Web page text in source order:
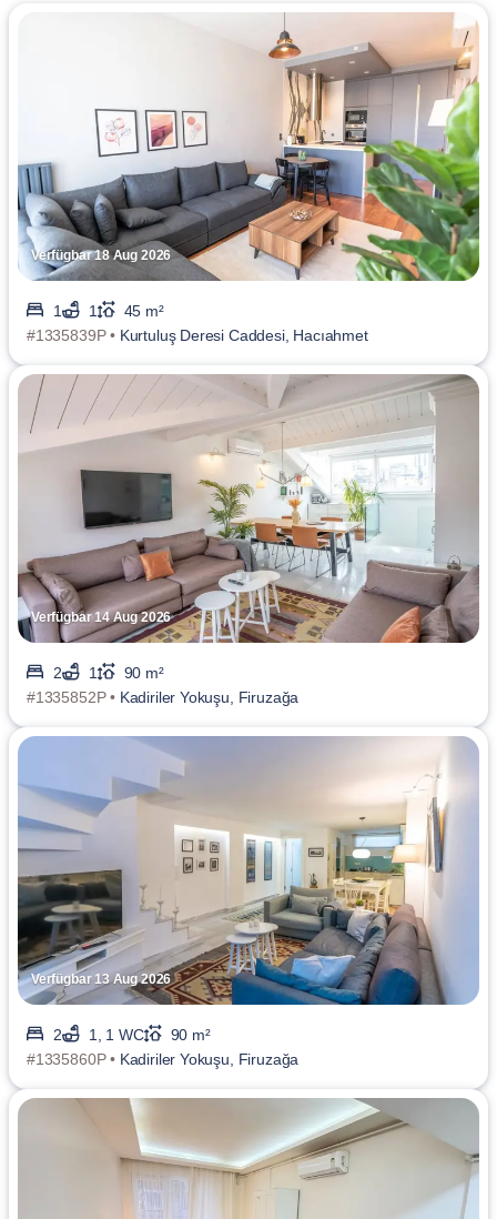
Verfügbar 18 Aug 2026
1 1
45 m²
#1335839P • Kurtuluş Deresi Caddesi, Hacıahmet
Verfügbar 14 Aug 2026
2 1
90 m²
#1335852P • Kadiriler Yokuşu, Firuzağa
Verfügbar 13 Aug 2026
2 1, 1 WC
90 m²
#1335860P • Kadiriler Yokuşu, Firuzağa